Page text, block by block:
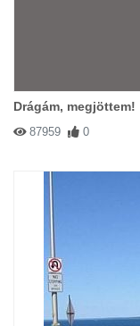
Drágám, megjöttem!
87959 0